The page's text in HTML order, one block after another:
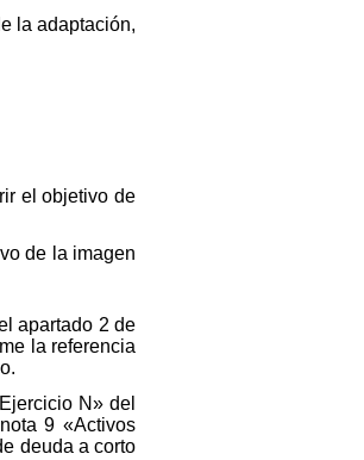
la adaptación,
el objetivo de
de la imagen
apartado 2 de
la referencia
N» del
9 «Activos
deuda a corto